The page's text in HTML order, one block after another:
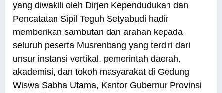
yang diwakili oleh Dirjen Kependudukan dan
Pencatatan Sipil Teguh Setyabudi hadir
memberikan sambutan dan arahan kepada
seluruh peserta Musrenbang yang terdiri dari
unsur instansi vertikal, pemerintah daerah,
akademisi, dan tokoh masyarakat di Gedung
Wiswa Sabha Utama, Kantor Gubernur Provinsi